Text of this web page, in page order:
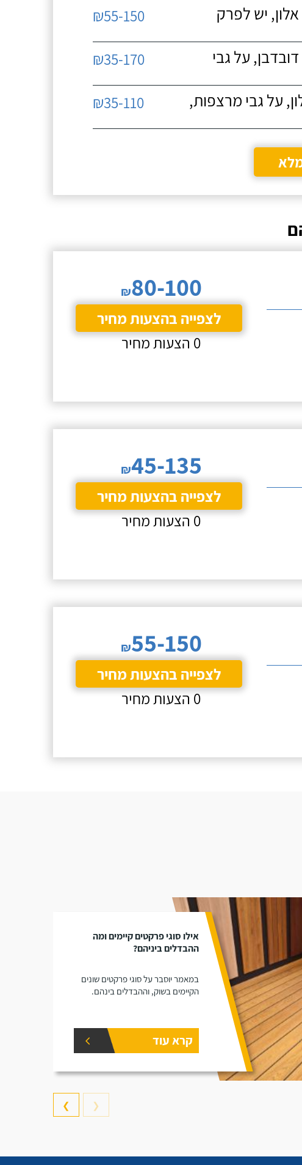
יש לפרק
₪55-150
על גבי
₪35-170
על גבי מרצפות,
₪35-110
₪80-100
לצפייה בהצעות מחיר
0 הצעות מחיר
₪45-135
לצפייה בהצעות מחיר
0 הצעות מחיר
₪55-150
לצפייה בהצעות מחיר
0 הצעות מחיר
אילו סוגי פרקטים קיימים ומה
ההבדלים ביניהם?
במאמר יוסבר על סוגי פרקטים שונים
הקיימים בשוק, וההבדלים בינהם.
קרא עוד
❮
❯